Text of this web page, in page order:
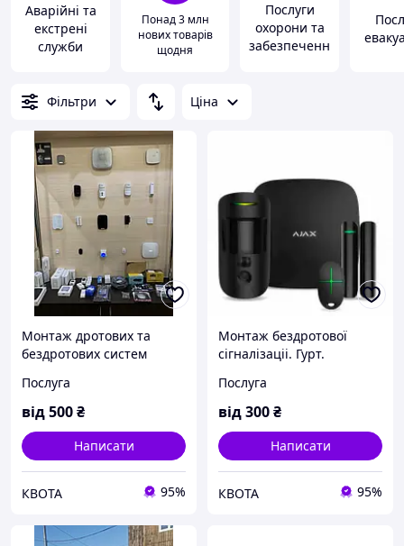
Аварійні та
екстрені
служби
Понад 3 млн
нових товарів
щодня
Послуги
охорони та
забезпеченн
Фільтри Ціна
Монтаж дротових та
бездротових систем
Харків.та область
Послуга
від500₴
Написати
КВОТА 95%
Монтаж бездротової
сігналізаціі. Гурт.
Послуга
від300₴
Написати
КВОТА 95%